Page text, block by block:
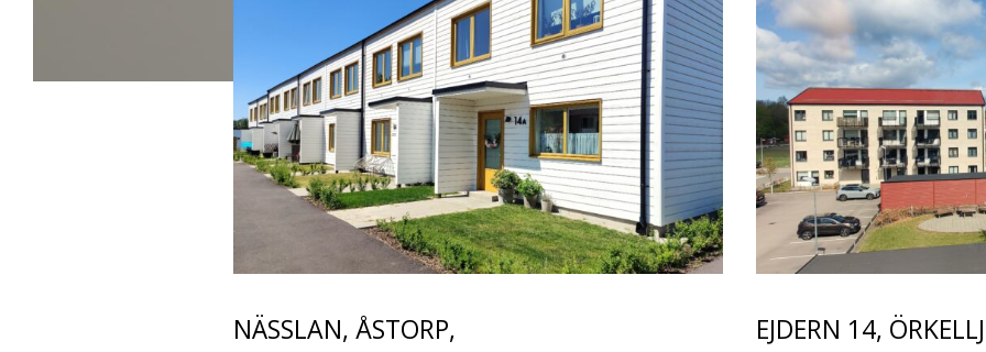
NÄSSLAN, ÅSTORP, EJDERN 14,